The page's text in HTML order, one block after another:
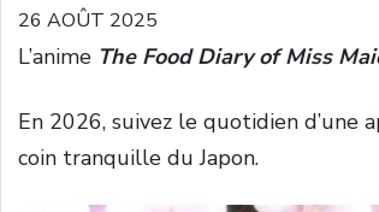
26 AOÛT 2025
L’anime The Food Diary of Miss
En 2026, suivez le quotidien d’une
coin tranquille du Japon.